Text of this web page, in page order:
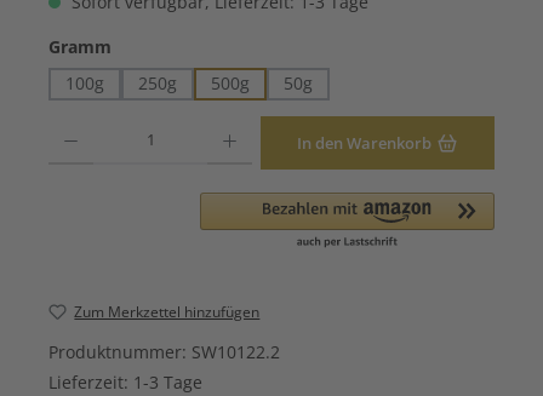
Gramm
100g
250g 500g 50g
In den Warenkorb
Zum Merkzettel hinzufügen
Produktnummer: SW10122.2
Lieferzeit: 1-3 Tage